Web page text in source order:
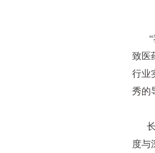
“我
致医
行业
秀的
长
度与